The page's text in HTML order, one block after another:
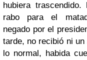
hubiera
rabo para el
negado por el
tarde, no recibió ni
lo normal, habida